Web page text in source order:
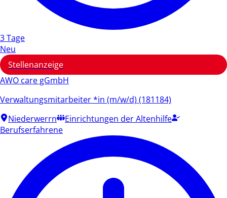
3 Tage
Neu
Stellenanzeige
AWO care gGmbH
Verwaltungsmitarbeiter *in (m/w/d) (181184)
Niederwerrn
Einrichtungen der Altenhilfe
Berufserfahrene